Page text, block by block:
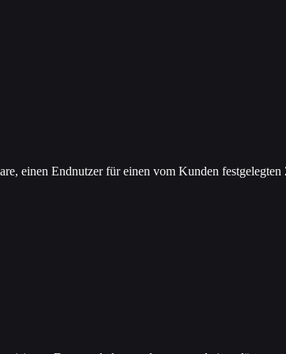
einen Endnutzer für einen vom Kunden